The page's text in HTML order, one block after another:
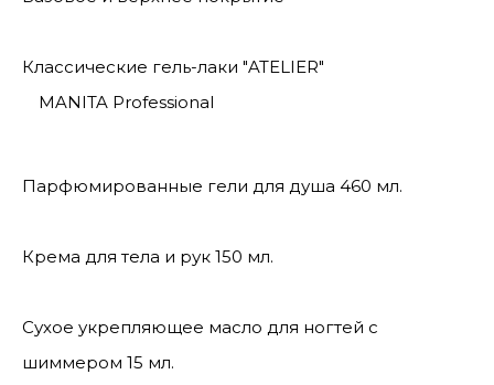
Классические гель-лаки "ATELIER"
MANITA Professional
Парфюмированные гели для душа 460 мл.
Крема для тела и рук 150 мл.
Сухое укрепляющее масло для ногтей с
шиммером 15 мл.